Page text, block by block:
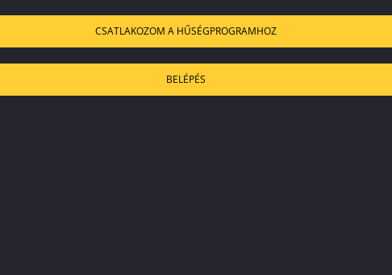
CSATLAKOZOM A HŰSÉGPROGRAMHOZ
BELÉPÉS